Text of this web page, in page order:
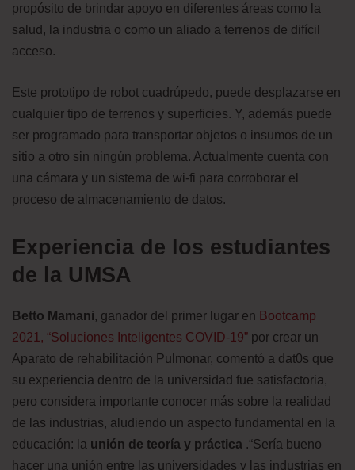
propósito de brindar apoyo en diferentes áreas como la
salud, la industria o como un aliado a terrenos de difícil
acceso.
Este prototipo de robot cuadrúpedo, puede desplazarse en
cualquier tipo de terrenos y superficies. Y, además puede
ser programado para transportar objetos o insumos de un
sitio a otro sin ningún problema. Actualmente cuenta con
una cámara y un sistema de wi-fi para corroborar el
proceso de almacenamiento de datos.
Experiencia de los estudiantes
de la UMSA
Betto Mamani, ganador del primer lugar en Bootcamp
2021, “Soluciones Inteligentes COVID-19” por crear un
Aparato de rehabilitación Pulmonar, comentó a dat0s que
su experiencia dentro de la universidad fue satisfactoria,
pero considera importante conocer más sobre la realidad
de las industrias, aludiendo un aspecto fundamental en la
educación: la unión de teoría y práctica .“Sería bueno
hacer una unión entre las universidades y las industrias en